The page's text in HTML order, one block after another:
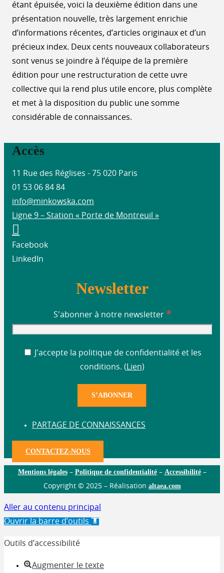
étant épuisée, voici la deuxième édition dans une
présentation nouvelle, très largement enrichie
d’informations récentes, d’articles originaux et d’un
précieux index. Deux cents nouveaux collaborateurs
sont venus se joindre à l’équipe de la première
édition pour une restructuration de cette uvre
collective qui la rend plus utile encore, plus complète
et met à la disposition du public une somme
considérable de connaissances.
Accès
11 Rue des Réglises - 75 020 Paris
01 53 06 84 84
info@minkowska.com
Ligne 9 – Station « Porte de Montreuil »
Facebook
LinkedIn
Newsletter
S'abonner à notre newsletter *
J'accepte la politique de confidentialité et les
conditions. (Lien)
PARTAGE DE CONNAISSANCES
CONTACTEZ-NOUS
Mentions légales– Politique de confidentialité– Accessibilité–
Copyright © 2025 – Réalisation altaea.com
Aller au contenu principal
Ouvrir la barre d’outils
Outils d’accessibilité
Augmenter le texte